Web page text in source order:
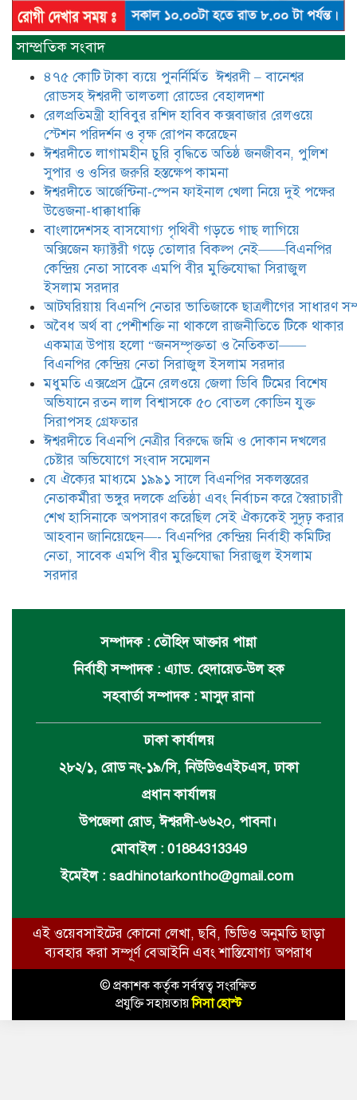
​​অবৈধ অর্থ বা পেশীশক্তি না থাকলে
রাজনীতিতে টিকে থাকার একমাত্র উপায়
বিএনপির কেন্দ্রিয় নেতা সিরাজুল ইসলাম
সরদার
মধুমতি এক্সপ্রেস ট্রেনে রেলওয়ে জেলা
ডিবি টিমের বিশেষ অভিযানে রতন লাল
বিশ্বাসকে ৫০ বোতল কোডিন যুক্ত
সিরাপসহ গ্রেফতার
ঈশ্বরদীতে বিএনপি নেত্রীর বিরুদ্ধে জমি ও
দোকান দখলের চেষ্টার অভিযোগে সংবাদ
সম্মেলন
যে ঐক্যের মাধ্যমে ১৯৯১ সালে
বিএনপির সকলস্তরের নেতাকর্মীরা ভঙ্গুর
দলকে প্রতিষ্ঠা এবং নির্বাচন করে
স্বৈরাচারী শেখ হাসিনাকে অপসারণ
করেছিল সেই ঐক্যকেই সুদৃঢ় করার
আহবান জানিয়েছেন—- বিএনপির কেন্দ্রিয় নির্বাহী কমিটির নেতা,
সাবেক এমপি বীর মুক্তিযোদ্ধা সিরাজুল ইসলাম সরদার
সাম্প্রতিক সংবাদ
৪৭৫ কোটি টাকা ব্যয়ে পুনর্নির্মিত ঈশ্বরদী – বানেশ্বর
রোডসহ ঈশ্বরদী তালতলা রোডের বেহালদশা
রেলপ্রতিমন্ত্রী হাবিবুর রশিদ হাবিব কক্সবাজার রেলওয়ে
স্টেশন পরিদর্শন ও বৃক্ষ রোপন করেছেন
ঈশ্বরদীতে লাগামহীন চুরি বৃদ্ধিতে অতিষ্ঠ জনজীবন, পুলিশ
সুপার ও ওসির জরুরি হস্তক্ষেপ কামনা ​
ঈশ্বরদীতে আর্জেন্টিনা-স্পেন ফাইনাল খেলা নিয়ে দুই পক্ষের
উত্তেজনা-ধাক্কাধাক্কি
বাংলাদেশসহ বাসযোগ্য পৃথিবী গড়তে গাছ লাগিয়ে
অক্সিজেন ফ্যাক্টরী গড়ে তোলার বিকল্প নেই——বিএনপির
কেন্দ্রিয় নেতা সাবেক এমপি বীর মুক্তিযোদ্ধা সিরাজুল
ইসলাম সরদার
আটঘরিয়ায় বিএনপি নেতার ভাতিজাকে ছাত্রলীগের সাধারণ
​​অবৈধ অর্থ বা পেশীশক্তি না থাকলে রাজনীতিতে টিকে থাকার
একমাত্র উপায় হলো “জনসম্পৃক্ততা ও নৈতিকতা——
বিএনপির কেন্দ্রিয় নেতা সিরাজুল ইসলাম সরদার
মধুমতি এক্সপ্রেস ট্রেনে রেলওয়ে জেলা ডিবি টিমের বিশেষ
অভিযানে রতন লাল বিশ্বাসকে ৫০ বোতল কোডিন যুক্ত
সিরাপসহ গ্রেফতার
ঈশ্বরদীতে বিএনপি নেত্রীর বিরুদ্ধে জমি ও দোকান দখলের
চেষ্টার অভিযোগে সংবাদ সম্মেলন
যে ঐক্যের মাধ্যমে ১৯৯১ সালে বিএনপির সকলস্তরের
নেতাকর্মীরা ভঙ্গুর দলকে প্রতিষ্ঠা এবং নির্বাচন করে স্বৈরাচারী
শেখ হাসিনাকে অপসারণ করেছিল সেই ঐক্যকেই সুদৃঢ় করার
আহবান জানিয়েছেন—- বিএনপির কেন্দ্রিয় নির্বাহী কমিটির
নেতা, সাবেক এমপি বীর মুক্তিযোদ্ধা সিরাজুল ইসলাম
সরদার
সম্পাদক : তৌহিদ আক্তার পান্না
নির্বাহী সম্পাদক : এ্যাড. হেদায়েত-উল হক
সহবার্তা সম্পাদক : মাসুদ রানা
ঢাকা কার্যালয়
২৮২/১, রোড নং-১৯/সি, নিউডিওএইচএস, ঢাকা
প্রধান কার্যালয়
উপজেলা রোড, ঈশ্বরদী-৬৬২০, পাবনা।
মোবাইল : 01884313349
ইমেইল : sadhinotarkontho@gmail.com
এই ওয়েবসাইটের কোনো লেখা, ছবি, ভিডিও অনুমতি ছাড়া
ব্যবহার করা সম্পূর্ণ বেআইনি এবং শাস্তিযোগ্য অপরাধ
© প্রকাশক কর্তৃক সর্বস্বত্ব সংরক্ষিত
প্রযুক্তি সহায়তায়সিসা হোস্ট